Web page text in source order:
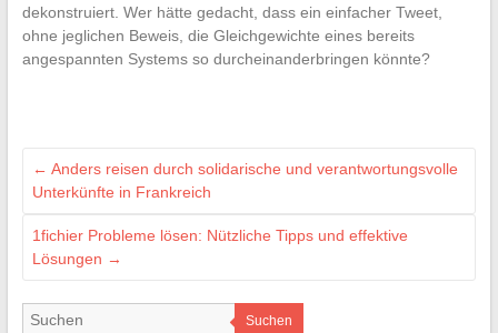
dekonstruiert. Wer hätte gedacht, dass ein einfacher Tweet,
ohne jeglichen Beweis, die Gleichgewichte eines bereits
angespannten Systems so durcheinanderbringen könnte?
← Anders reisen durch solidarische und verantwortungsvolle
Unterkünfte in Frankreich
1fichier Probleme lösen: Nützliche Tipps und effektive
Lösungen →
Suchen